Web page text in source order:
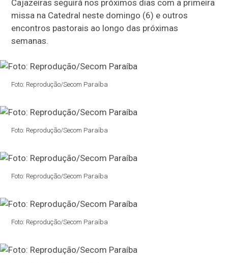
Cajazeiras seguirá nos próximos dias com a primeira
missa na Catedral neste domingo (6) e outros
encontros pastorais ao longo das próximas
semanas.
Foto: Reprodução/Secom Paraíba
Foto: Reprodução/Secom Paraíba
Foto: Reprodução/Secom Paraíba
Foto: Reprodução/Secom Paraíba